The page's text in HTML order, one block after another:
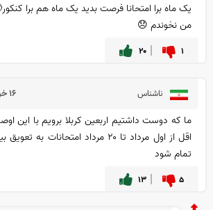
یک ماه برا امتحانا فرصت بدید یک ماه هم برا
من نخوندم 😞
۱ ۲۰
ناشناس ۱۶ خرداد ۱۴۰۵
ما که دوست داشتیم اربعین کربلا برویم با این
تمام شود
۵ ۱۳